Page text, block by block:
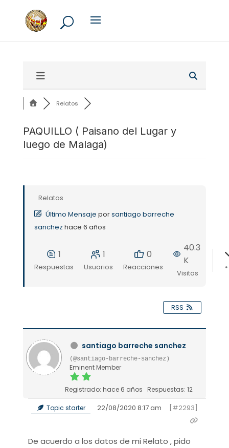
Relatos
PAQUILLO ( Paisano del Lugar y
luego de Malaga)
Relatos
Último Mensaje porsantiago barreche
sanchez hace 6 años
1
Respuestas
1
Usuarios
0
Reacciones
40.3
K
Visitas
RSS
santiago barreche sanchez
(@santiago-barreche-sanchez)
Eminent Member
Registrado: hace 6 años Respuestas: 12
Topic starter 22/08/2020 8:17 am [#2293]
De acuerdo a los datos de mi Relato , pido